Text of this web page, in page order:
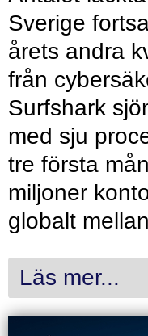
Sverige
årets andra
från
Surfshark
med sju
tre första
miljoner
globalt
Läs mer...